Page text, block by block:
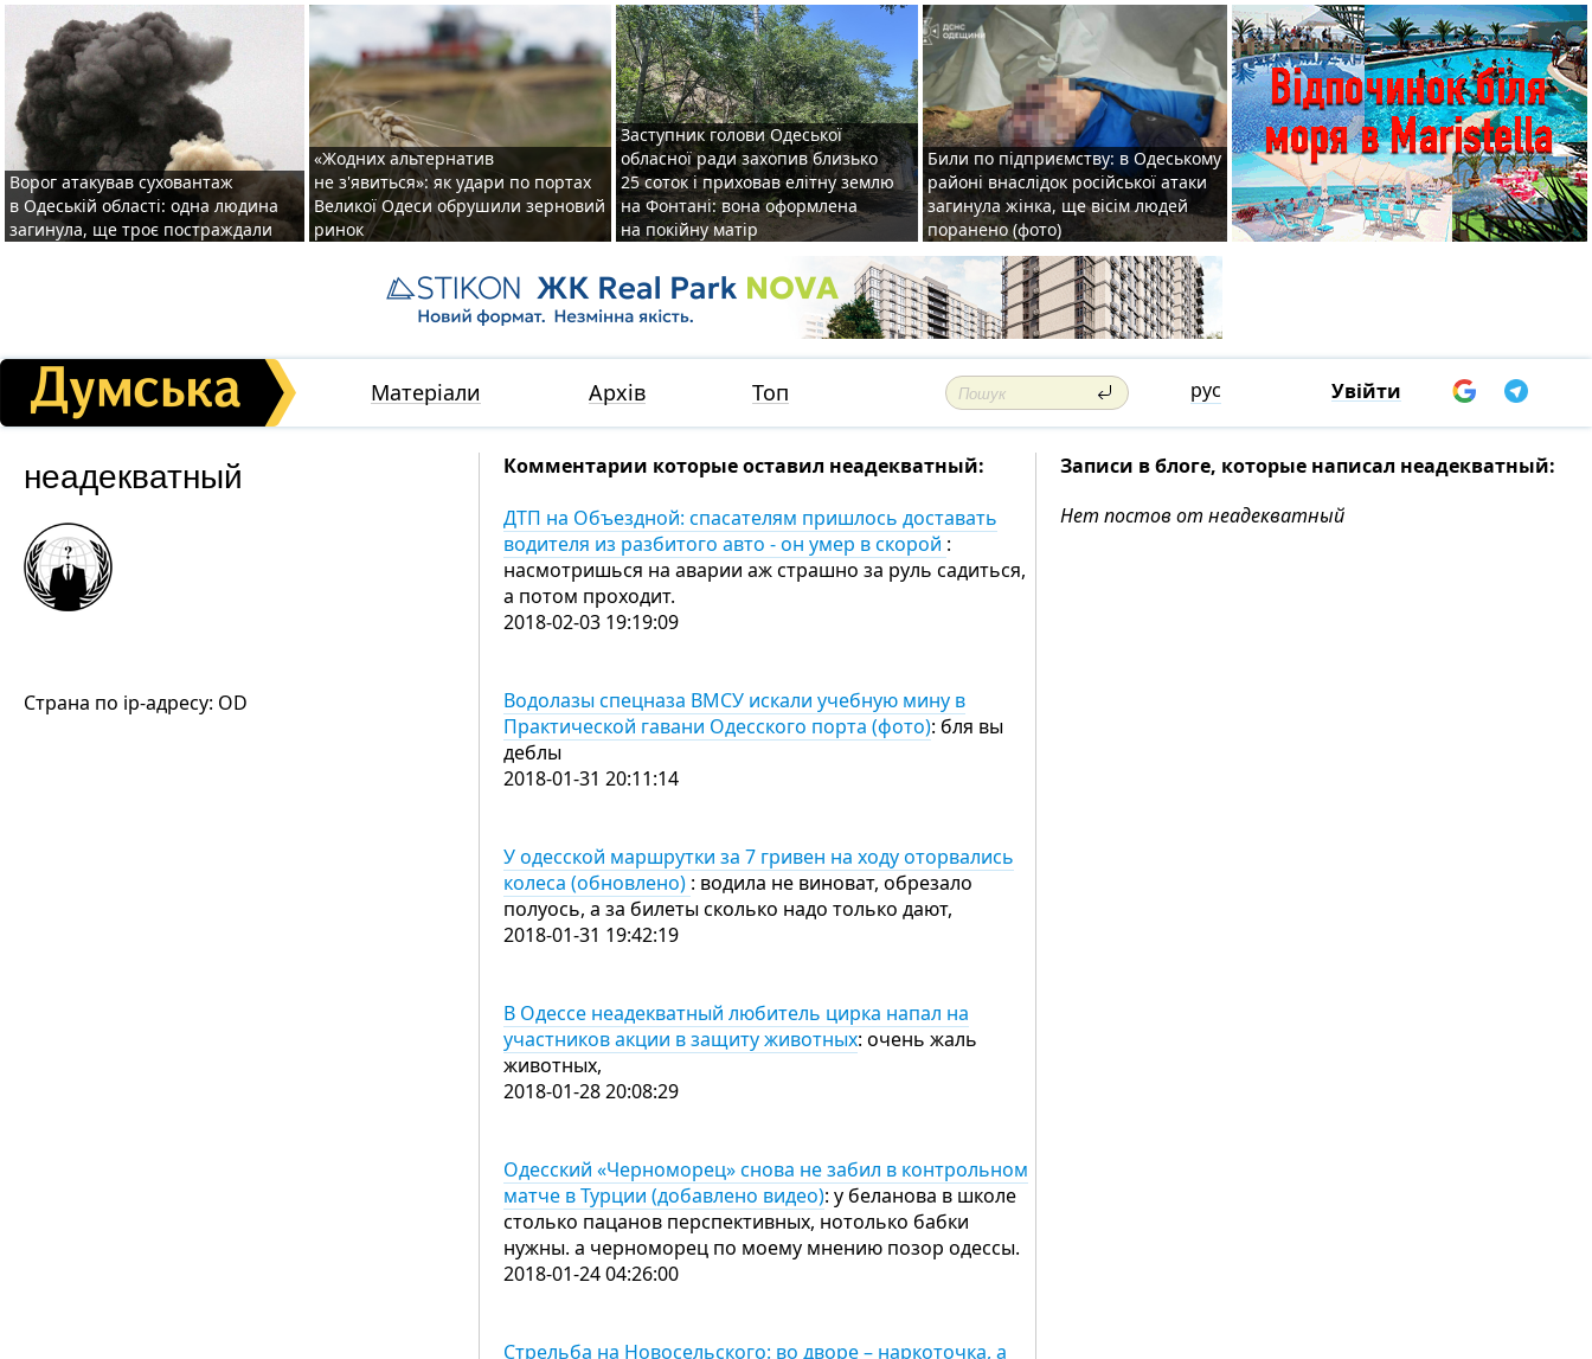
Ворог атакував суховантаж
в Одеській області: одна людина
загинула, ще троє постраждали
«Жодних альтернатив
не з'явиться»: як удари по портах
Великої Одеси обрушили зерновий
ринок
Заступник голови Одеської
обласної ради захопив близько
25 соток і приховав елітну землю
на Фонтані: вона оформлена
на покійну матір
Били по підприємству: в Одеському
районі внаслідок російської атаки
загинула жінка, ще вісім людей
поранено (фото)
Матеріали Архів Топ рус Увійти
неадекватный
Страна по ip-адресу: OD
Комментарии которые оставил неадекватный:
ДТП на Объездной: спасателям пришлось доставать
водителя из разбитого авто - он умер в скорой :
насмотришься на аварии аж страшно за руль садиться,
а потом проходит.
2018-02-03 19:19:09
Водолазы спецназа ВМСУ искали учебную мину в
Практической гавани Одесского порта (фото): бля вы
деблы
2018-01-31 20:11:14
У одесской маршрутки за 7 гривен на ходу оторвались
колеса (обновлено) : водила не виноват, обрезало
полуось, а за билеты сколько надо только дают,
2018-01-31 19:42:19
В Одессе неадекватный любитель цирка напал на
участников акции в защиту животных: очень жаль
животных,
2018-01-28 20:08:29
Одесский «Черноморец» снова не забил в контрольном
матче в Турции (добавлено видео): у беланова в школе
столько пацанов перспективных, нотолько бабки
нужны. а черноморец по моему мнению позор одессы.
2018-01-24 04:26:00
Стрельба на Новосельского: во дворе – наркоточка, а
Записи в блоге, которые написал неадекватный:
Нет постов от неадекватный